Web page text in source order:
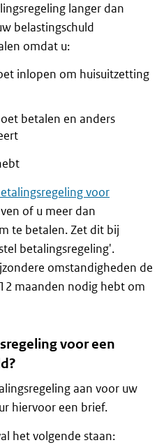
langer dan
belastingschuld
omdat u:
inlopen om huisuitzetting
betalen en anders
voor
of u meer dan
te betalen. Zet dit bij
betalingsregeling'.
omstandigheden de
maanden nodig hebt om
voor een
aan voor uw
hiervoor een brief.
het volgende staan: